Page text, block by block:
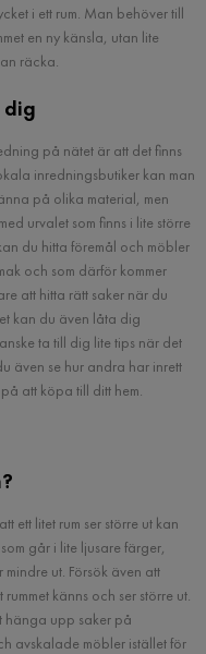
i ett rum. Man behöver till
en ny känsla, utan lite
räcka.
dig
på nätet är att det finns
inredningsbutiker kan man
på olika material, men
urvalet som finns i lite större
du hitta föremål och möbler
och som därför kommer
att hitta rätt saker när du
kan du även låta dig
ta till dig lite tips när det
även se hur andra har inrett
att köpa till ditt hem.
ett litet rum ser större ut kan
går i lite ljusare färger,
ut. Försök även att
känns och ser större ut.
hänga upp saker på
avskalade möbler istället för